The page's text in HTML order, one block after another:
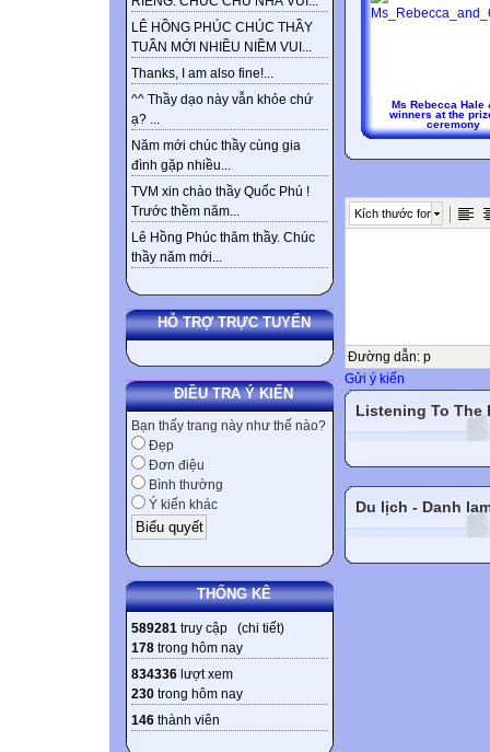
LÊ HỒNG PHÚC CHÚC THẦY
TUẦN MỚI NHIỀU NIỀM VUI...
Thanks, I am also fine!...
^^ Thầy dạo này vẫn khỏe chứ
ạ? ...
Năm mới chúc thầy cùng gia
đình gặp nhiều...
TVM xin chào thầy Quốc Phú !
Trước thềm năm...
Lê Hồng Phúc thăm thầy. Chúc
thầy năm mới...
HỖ TRỢ TRỰC TUYẾN
ĐIỀU TRA Ý KIẾN
Bạn thấy trang này như thế nào?
Đẹp
Đơn điệu
Bình thường
Ý kiến khác
THỐNG KÊ
589281 truy cập (chi tiết)
178 trong hôm nay
834336 lượt xem
230 trong hôm nay
146 thành viên
Ms Rebecca Hale
winners at the
ceremony
Kích thước font
Đường dẫn: p
Gửi ý kiến
Listening To The
Du lịch - Danh